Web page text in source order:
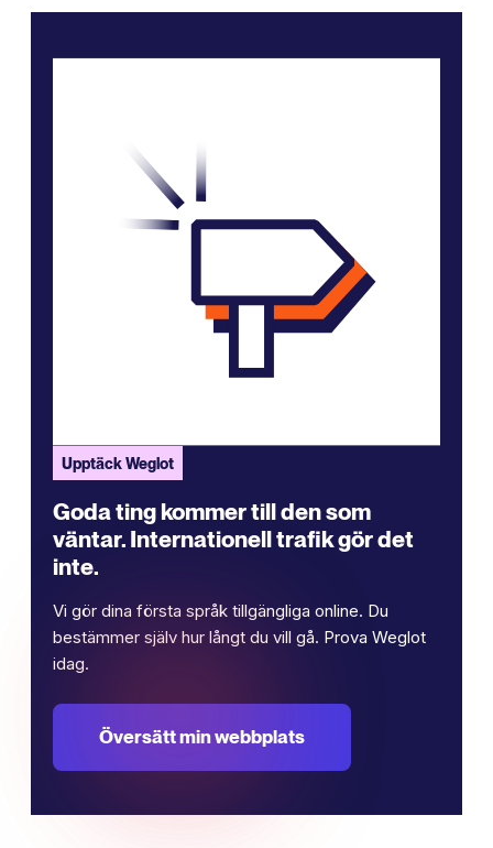
Upptäck Weglot
Goda ting kommer till den som
väntar. Internationell trafik gör det
inte.
Vi gör dina första språk tillgängliga online. Du
bestämmer själv hur långt du vill gå. Prova Weglot
idag.
Översätt min webbplats